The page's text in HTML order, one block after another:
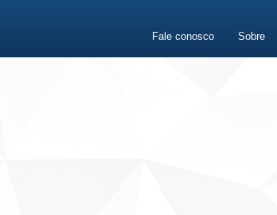
Fale conosco Sobre